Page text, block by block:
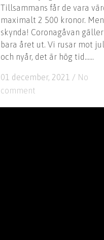
Tillsammans får de vara
maximalt 2 500 kronor. Men
skynda! Coronagåvan gäller
bara året ut. Vi rusar mot jul
och nyår, det är hög tid......
01 december, 2021 / No
comment